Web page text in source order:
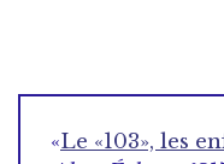
«Le «103», les